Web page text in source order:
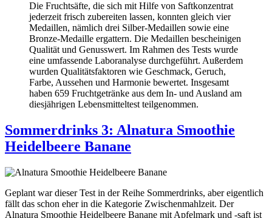
Die Fruchtsäfte, die sich mit Hilfe von Saftkonzentrat
jederzeit frisch zubereiten lassen, konnten gleich vier
Medaillen, nämlich drei Silber-Medaillen sowie eine
Bronze-Medaille ergattern. Die Medaillen bescheinigen
Qualität und Genusswert. Im Rahmen des Tests wurde
eine umfassende Laboranalyse durchgeführt. Außerdem
wurden Qualitätsfaktoren wie Geschmack, Geruch,
Farbe, Aussehen und Harmonie bewertet. Insgesamt
haben 659 Fruchtgetränke aus dem In- und Ausland am
diesjährigen Lebensmitteltest teilgenommen.
Sommerdrinks 3: Alnatura Smoothie
Heidelbeere Banane
Geplant war dieser Test in der Reihe Sommerdrinks, aber eigentlich
fällt das schon eher in die Kategorie Zwischenmahlzeit. Der
Alnatura Smoothie Heidelbeere Banane mit Apfelmark und -saft ist